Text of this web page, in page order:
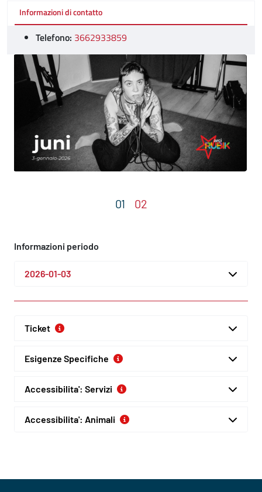
Informazioni di contatto
Telefono: 3662933859
Informazioni periodo
2026-01-03
Ticket
Esigenze Specifiche
Accessibilita': Servizi
Accessibilita': Animali